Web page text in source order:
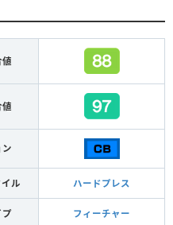
ル ハードプレス
プ フィーチャー